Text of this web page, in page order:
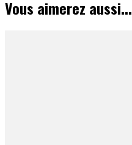
Vous aimerez aussi...